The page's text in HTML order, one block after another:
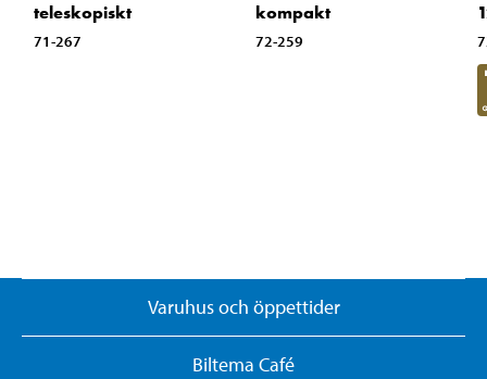
teleskopiskt
71-267
kompakt
72-259
Varuhus och öppettider
Biltema Café